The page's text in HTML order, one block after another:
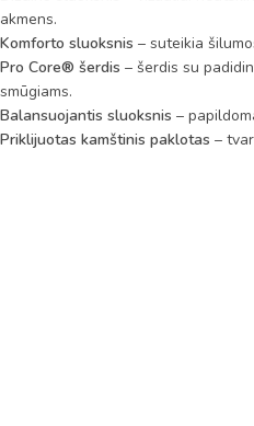
akmens.
Komforto sluoksnis – suteikia
Pro Core® šerdis – šerdis su
smūgiams.
Balansuojantis sluoksnis –
Priklijuotas kamštinis paklotas –